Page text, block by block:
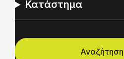
Κατάστημα